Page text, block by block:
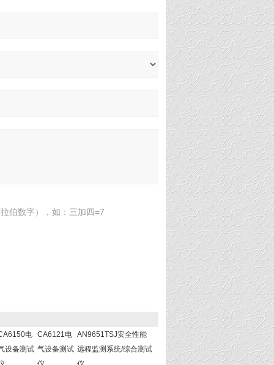
伯数字），如：三加四=7
电
设备测试
CA6121电
气设备测试
AN9651TSJ安全性能
远程监测系统/综合测试